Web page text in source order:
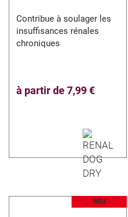
Contribue à soulager les
insuffisances rénales
chroniques
à partir de7,99 €
NEU